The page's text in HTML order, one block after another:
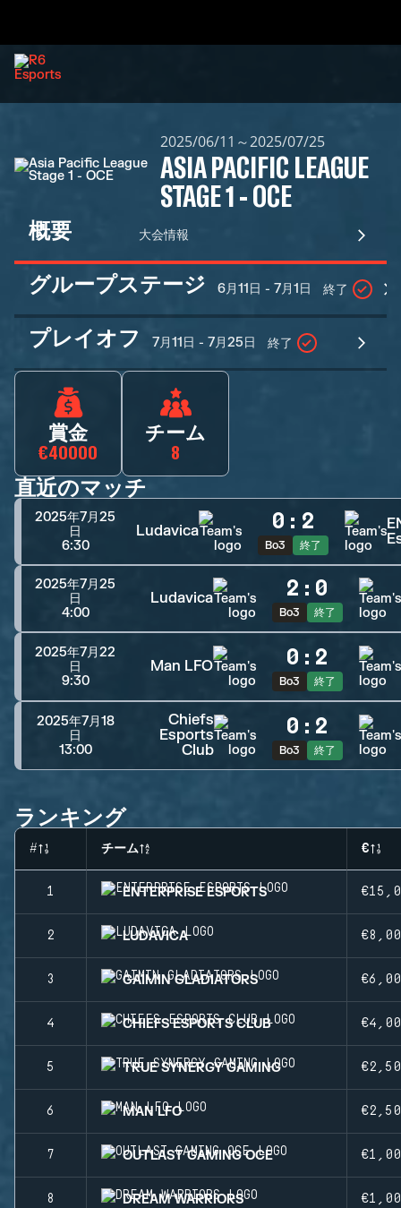
2025/06/11～2025/07/25
ASIA PACIFIC LEAGUE
STAGE 1 - OCE
概要 大会情報
グループステージ 6月11日 - 7月1日 終了
プレイオフ 7月11日 - 7月25日 終了
賞金
€40000
チーム
8
直近のマッチ
2025年7月25
日
6:30
Ludavica 0 : 2
Bo3 終了
2025年7月25
日
4:00
Ludavica 2 : 0
Bo3 終了
2025年7月22
日
9:30
Man LFO 0 : 2
Bo3 終了
2025年7月18
日
13:00
Chiefs
Esports
Club
0 : 2
Bo3 終了
ランキング
# チーム €
1 ENTERPRISE ESPORTS
2 LUDAVICA
3 GAIMIN GLADIATORS
4 CHIEFS ESPORTS CLUB
5 TRUE SYNERGY GAMING
6 MAN LFO
7 OUTLAST GAMING OCE
8 DREAM WARRIORS